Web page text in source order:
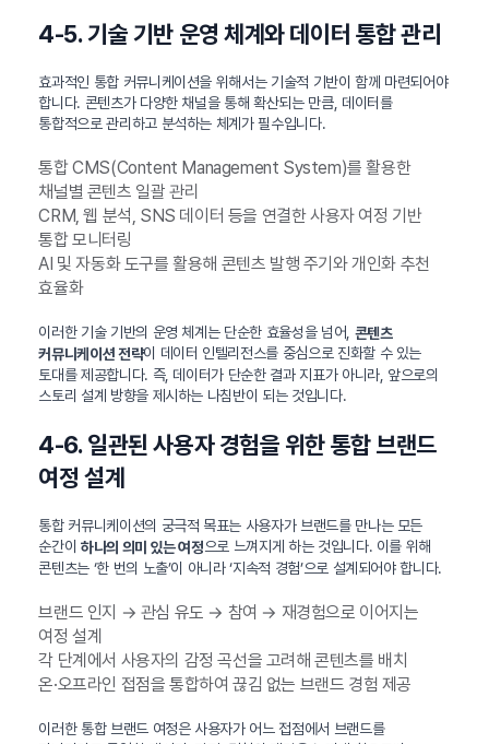
4-5. 기술 기반 운영 체계와 데이터 통합 관리
효과적인 통합 커뮤니케이션을 위해서는 기술적 기반이 함께 마련되어야
합니다. 콘텐츠가 다양한 채널을 통해 확산되는 만큼, 데이터를
통합적으로 관리하고 분석하는 체계가 필수입니다.
통합 CMS(Content Management System)를 활용한
채널별 콘텐츠 일괄 관리
CRM, 웹 분석, SNS 데이터 등을 연결한 사용자 여정 기반
통합 모니터링
AI 및 자동화 도구를 활용해 콘텐츠 발행 주기와 개인화 추천
효율화
이러한 기술 기반의 운영 체계는 단순한 효율성을 넘어, 콘텐츠
커뮤니케이션 전략이 데이터 인텔리전스를 중심으로 진화할 수 있는
토대를 제공합니다. 즉, 데이터가 단순한 결과 지표가 아니라, 앞으로의
스토리 설계 방향을 제시하는 나침반이 되는 것입니다.
4-6. 일관된 사용자 경험을 위한 통합 브랜드
여정 설계
통합 커뮤니케이션의 궁극적 목표는 사용자가 브랜드를 만나는 모든
순간이 하나의 의미 있는 여정으로 느껴지게 하는 것입니다. 이를 위해
콘텐츠는 ‘한 번의 노출’이 아니라 ‘지속적 경험’으로 설계되어야 합니다.
브랜드 인지 → 관심 유도 → 참여 → 재경험으로 이어지는
여정 설계
각 단계에서 사용자의 감정 곡선을 고려해 콘텐츠를 배치
온·오프라인 접점을 통합하여 끊김 없는 브랜드 경험 제공
이러한 통합 브랜드 여정은 사용자가 어느 접점에서 브랜드를